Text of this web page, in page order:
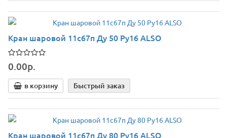
Кран шаровой 11с67п Ду 50 Ру16 ALSO
0.00р.
в корзину Быстрый заказ
Кран шаровой 11с67п Ду 80 Ру16 ALSO